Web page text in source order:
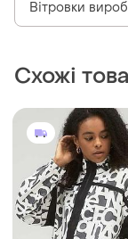
Вітровки
Схожі